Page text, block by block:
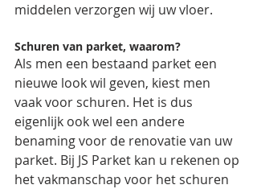
middelen verzorgen wij uw vloer.
Schuren van parket, waarom?
Als men een bestaand parket een
nieuwe look wil geven, kiest men
vaak voor schuren. Het is dus
eigenlijk ook wel een andere
benaming voor de renovatie van uw
parket. Bij JS Parket kan u rekenen op
het vakmanschap voor het schuren